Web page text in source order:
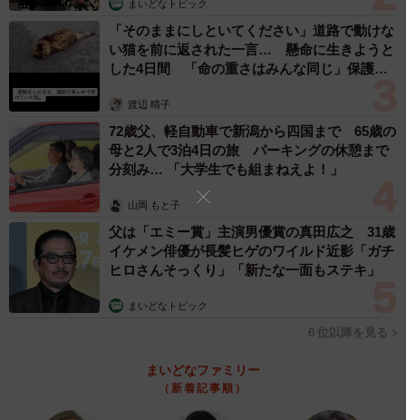
まいどなトピック
「そのままにしといてください」道路で動けな
い猫を前に返された一言… 懸命に生きようと
した4日間 「命の重さはみんな同じ」保護団
渡辺 晴子
72歳父、軽自動車で新潟から四国まで 65歳の
母と2人で3泊4日の旅 パーキングの休憩まで
分刻み… 「大学生でも組まねえよ！」
山岡 もと子
父は「エミー賞」主演男優賞の真田広之 31歳
イケメン俳優が長髪ヒゲのワイルド近影「ガチ
ヒロさんそっくり」「新たな一面もステキ」
まいどなトピック
６位以降を見る
まいどなファミリー
（新着記事順）